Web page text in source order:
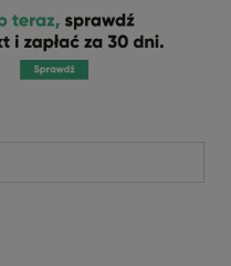
płatności